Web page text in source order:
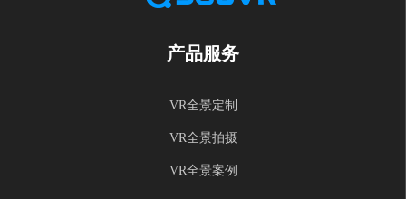
产品服务
VR全景定制
VR全景拍摄
VR全景案例